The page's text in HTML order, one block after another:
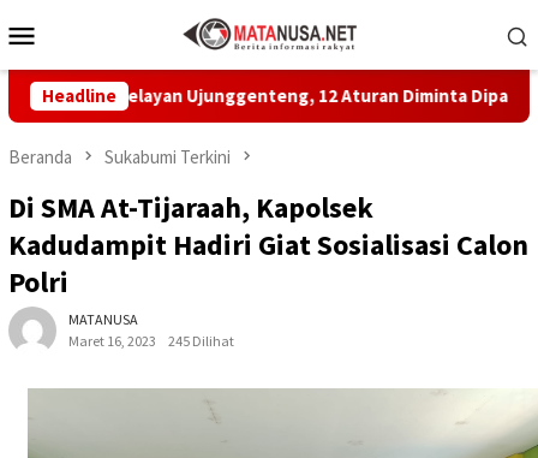
ke
Mobile
Headline
Nelayan Ujunggenteng, 12 Aturan Diminta Dipatuhi
Beranda Sukabumi Terkini
Di SMA At-Tijaraah, Kapolsek
Kadudampit Hadiri Giat Sosialisasi Calon
Polri
MATANUSA
Maret 16, 2023
245 Dilihat